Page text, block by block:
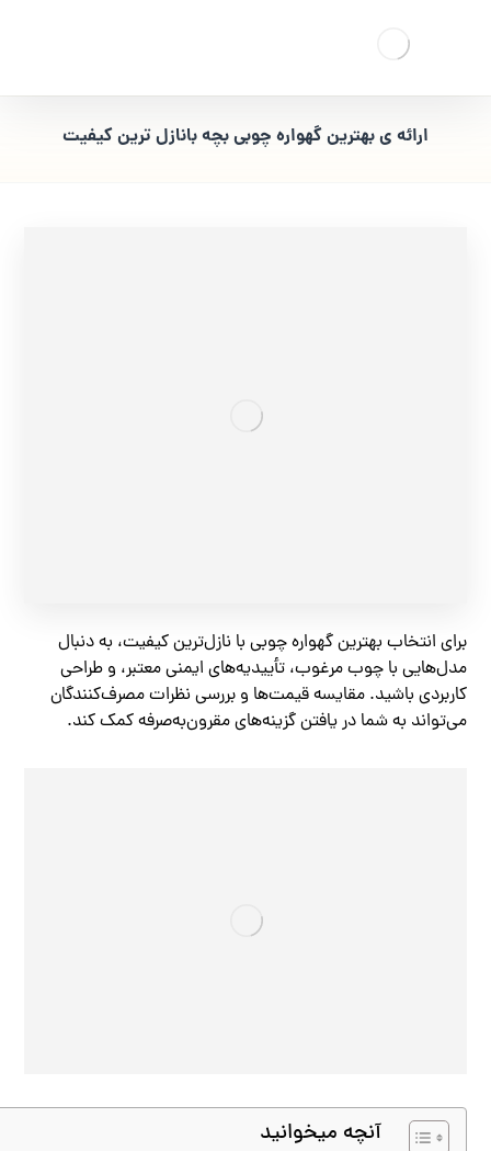
ارائه ی بهترین گهواره چوبی بچه بانازل ترین کیفیت
برای انتخاب بهترین گهواره چوبی با نازل‌ترین کیفیت، به دنبال
مدل‌هایی با چوب مرغوب، تأییدیه‌های ایمنی معتبر، و طراحی
کاربردی باشید. مقایسه قیمت‌ها و بررسی نظرات مصرف‌کنندگان
می‌تواند به شما در یافتن گزینه‌های مقرون‌به‌صرفه کمک کند.
آنچه میخوانید